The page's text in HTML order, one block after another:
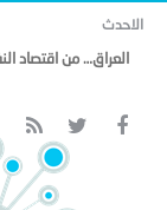
الاحدث
العراق… من اقتصاد